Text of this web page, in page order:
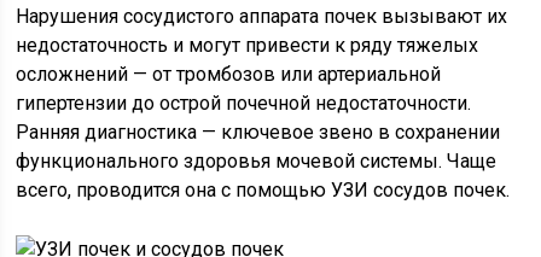
Нарушения сосудистого аппарата почек вызывают их
недостаточность и могут привести к ряду тяжелых
осложнений — от тромбозов или артериальной
гипертензии до острой почечной недостаточности.
Ранняя диагностика — ключевое звено в сохранении
функционального здоровья мочевой системы. Чаще
всего, проводится она с помощью УЗИ сосудов почек.